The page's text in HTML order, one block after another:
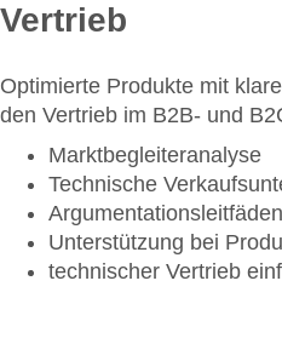
Vertrieb
Optimierte Produkte mit
den Vertrieb im B2B- und
Marktbegleiteranalyse
Technische
Unterstützung bei
technischer Vertrieb